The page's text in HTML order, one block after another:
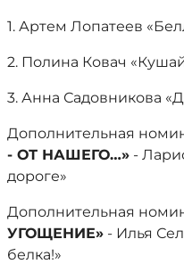
1. Артем Лопатеев
2. Полина Ковач
3. Анна Садовникова
Дополнительная
- ОТ НАШЕГО…» -
дороге»
Дополнительная
УГОЩЕНИЕ» - Илья
белка!»